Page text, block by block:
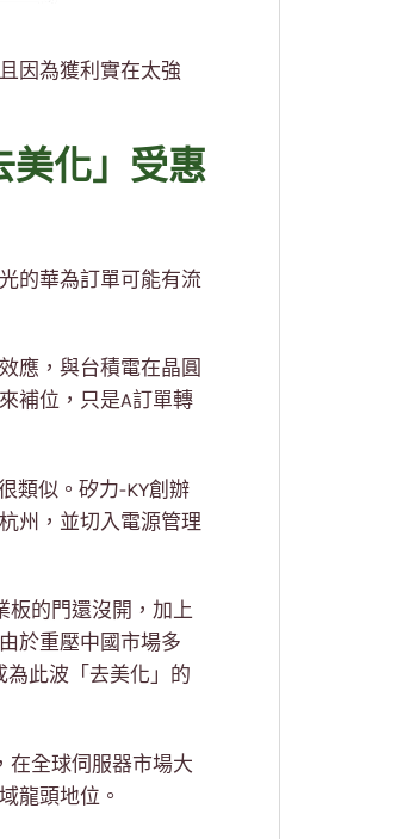
因為獲利實在太強
化」受惠
的華為訂單可能有流
應，與台積電在晶圓
補位，只是A訂單轉
類似。矽力-KY創辦
州，並切入電源管理
板的門還沒開，加上
於重壓中國市場多
為此波「去美化」的
在全球伺服器市場大
龍頭地位。